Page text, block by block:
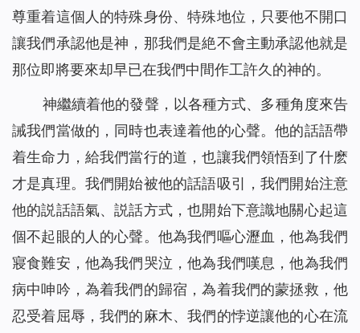
尊重着這個人的特殊身份、特殊地位，只要他不開口
讓我們承認他是神，那我們是絶不會主動承認他就是
那位即將要來却早已在我們中間作工許久的神的。
神繼續着他的發聲，以各種方式、多種角度來告
誡我們當做的，同時也表達着他的心聲。他的話語帶
着生命力，給我們當行的道，也讓我們領悟到了什麽
才是真理。我們開始被他的話語吸引，我們開始注意
他的説話語氣、説話方式，也開始下意識地關心起這
個不起眼的人的心聲。他為我們嘔心瀝血，他為我們
寢食難安，他為我們哭泣，他為我們嘆息，他為我們
病中呻吟，為着我們的歸宿，為着我們的蒙拯救，他
忍受着屈辱，我們的麻木、我們的悖逆讓他的心在流